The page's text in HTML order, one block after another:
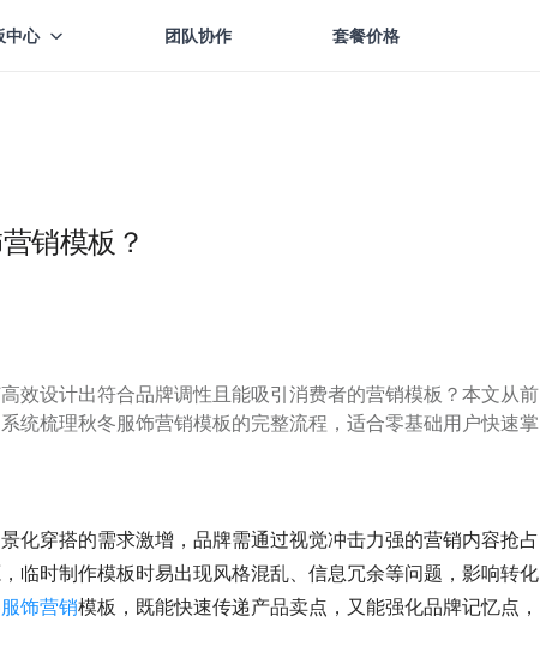
中心 团队协作 套餐价格
销模板？
效设计出符合品牌调性且能吸引消费者的营销模板？本文从前
统梳理秋冬服饰营销模板的完整流程，适合零基础用户快速掌
化穿搭的需求激增，品牌需通过视觉冲击力强的营销内容抢占
临时制作模板时易出现风格混乱、信息冗余等问题，影响转化
饰营销模板，既能快速传递产品卖点，又能强化品牌记忆点，